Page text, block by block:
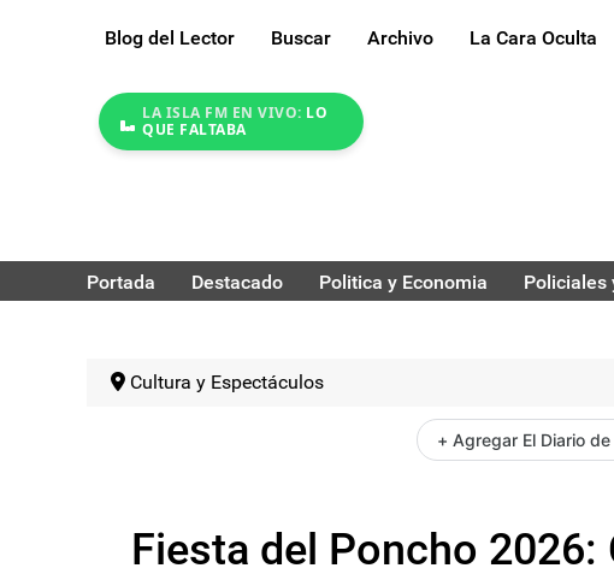
Blog del Lector Buscar Archivo La Cara Oculta
LA ISLA FM EN VIVO: LO
QUE FALTABA
Portada Destacado Politica y Economia Policiales
Cultura y Espectáculos
+ Agregar El Diario
Fiesta del Poncho